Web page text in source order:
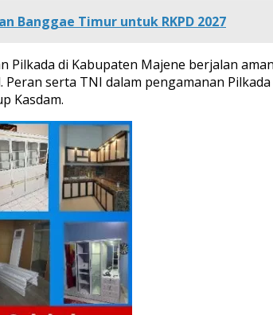
Banggae Timur untuk RKPD 2027
Pilkada di Kabupaten Majene berjalan
serta TNI dalam pengamanan
Kasdam.